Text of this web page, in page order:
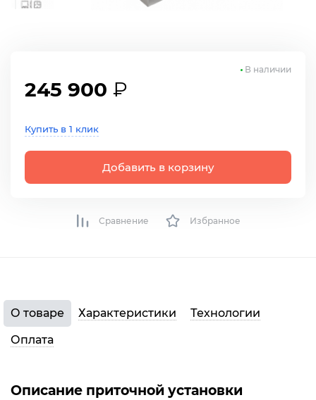
245 900 ₽
Купить в 1 клик
Добавить в корзину
В наличии
Сравнение Избранное
О товаре Характеристики
Технологии
Оплата
Описание приточной установки